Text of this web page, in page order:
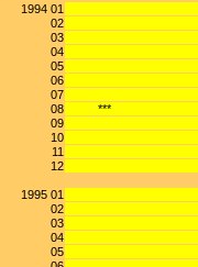
1994 01
02
03
04
05
06
07
08 ***
09
10
11
12
1995 01
02
03
04
05